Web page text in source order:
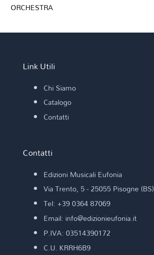
ORCHESTRA
Link Utili
Chi Siamo
Catalogo
Contatti
Contatti
Edizioni Musicali Eufonia
Via Trento, 5 - 25055 Pisogne (BS)
Tel: +39 0364 87069
Email: info@edizionieufonia.it
P.IVA: 03514390172
C.U. KRRH6B9